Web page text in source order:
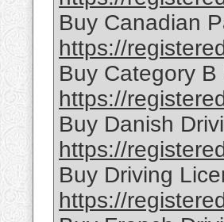
Buy Canadian
https://
Buy Category
https://
Buy Danish
https://
Buy Driving
https://